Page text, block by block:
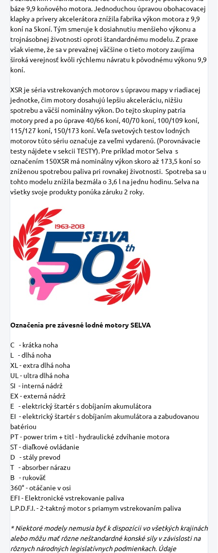
báze 9,9 koňového motora. Jednoduchou úpravou obohacovacej
klapky a prívery akcelerátora znížila fabrika výkon motora z 9,9
koní na 5koní. Tým smeruje k dosiahnutiu menšieho výkonu a
trojnásobnej životnosti oproti štandardnému modelu. Z praxe
však vieme, že sa v prevažnej väčšine o tieto motory zaujíma
široká verejnosť kvôli rýchlemu návratu k pôvodnému výkonu 9,9
koní.
XSR je séria vstrekovaných motorov s úpravou mapy v riadiacej
jednotke, čim motory dosahujú lepšiu akceleráciu, nižšiu
spotrebu a väčší nominálny výkon. Do tejto skupiny patria
motory pred a po úprave 40/66 koní, 40/70 koní, 100/109 koní,
115/127 koní, 150/173 koní. Veľa svetových testov lodných
motorov túto sériu označuje za veľmi vydarenú. (Porovnávacie
testy nájdete v sekcii TESTY). Pre príklad motor Selva s
označením 150XSR má nominálny výkon skoro až 173,5 koní so
zníženou spotrebou paliva pri rovnakej životnosti. Spotreba sa u
tohto modelu znížila bezmála o 3,6 l na jednu hodinu. Selva na
všetky svoje produkty ponúka záruku 2 roky.
Označenia pre závesné lodné motory SELVA
C - krátka noha
L - dlhá noha
XL - extra dlhá noha
UL - ultra dlhá noha
SI - interná nádrž
EX - externá nádrž
E - elektrický štartér s dobíjaním akumulátora
EI - elektrický štartér s dobíjaním akumulátora a zabudovanou
batériou
PT - power trim + titl - hydraulické zdvíhanie motora
ST - diaľkové ovládanie
D - stály prevod
T - absorber nárazu
B - rukoväť
360° - otáčanie v osi
EFI - Elektronické vstrekovanie paliva
L.P.D.F.I. - 2-taktný motor s priamym vstrekovaním paliva
*Niektoré modely nemusia byť k dispozícii vo všetkých krajinách
alebo môžu mať rôzne neštandardné konské sily v závislosti na
rôznych národných legislatívnych podmienkach. Údaje